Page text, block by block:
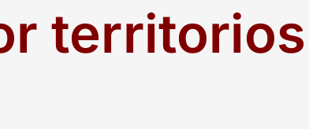
territorios